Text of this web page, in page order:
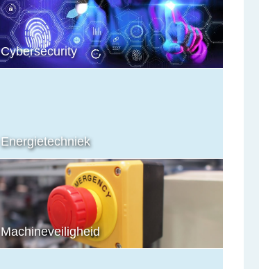
Cybersecurity
Energietechniek
Machineveiligheid